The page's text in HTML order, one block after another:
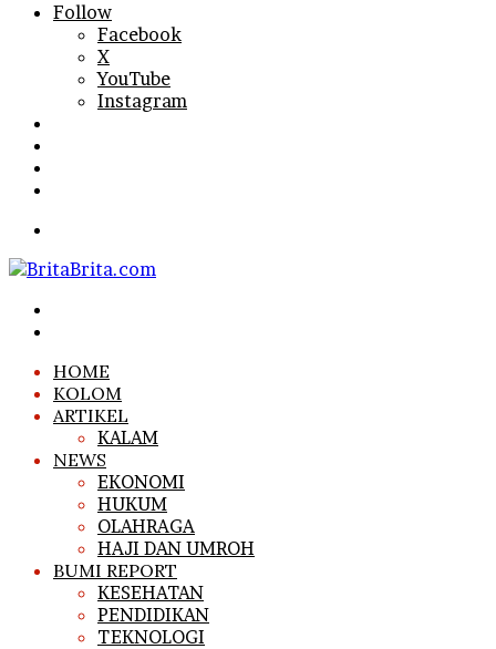
Follow
Facebook
X
YouTube
Instagram
HOME
KOLOM
ARTIKEL
KALAM
NEWS
EKONOMI
HUKUM
OLAHRAGA
HAJI DAN UMROH
BUMI REPORT
KESEHATAN
PENDIDIKAN
TEKNOLOGI